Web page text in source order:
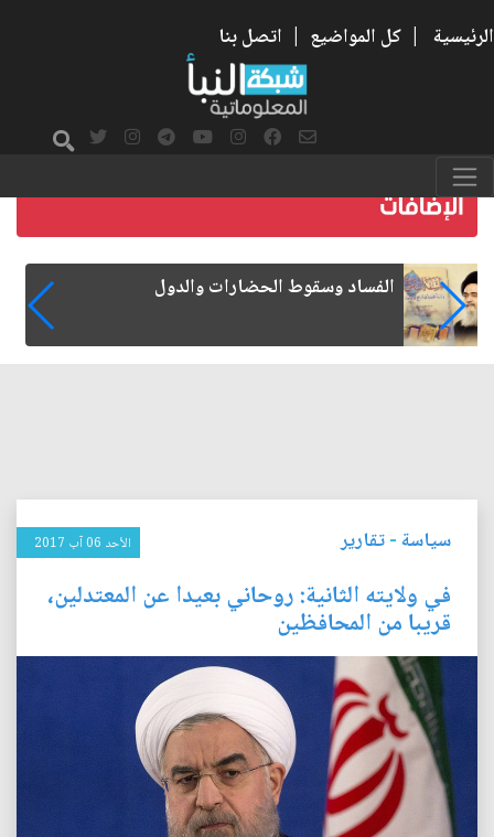
الرئيسية | كل المواضيع | اتصل بنا
رواتب الموظفين على صفيح ساخن
سياسة-تقارير الأحد 06 آب 2017
في ولايته الثانية: روحاني بعيدا عن المعتدلين،
قريبا من المحافظين